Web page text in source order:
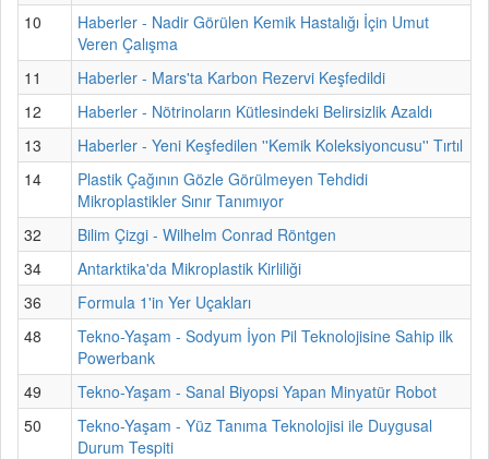
10
Haberler - Nadir Görülen Kemik Hastalığı İçin Umut
Veren Çalışma
11
Haberler - Mars'ta Karbon Rezervi Keşfedildi
12
Haberler - Nötrinoların Kütlesindeki Belirsizlik Azaldı
13
Haberler - Yeni Keşfedilen ''Kemik Koleksiyoncusu'' Tırtıl
14
Plastik Çağının Gözle Görülmeyen Tehdidi
Mikroplastikler Sınır Tanımıyor
32
Bilim Çizgi - Wilhelm Conrad Röntgen
34
Antarktika'da Mikroplastik Kirliliği
36
Formula 1'in Yer Uçakları
48
Tekno-Yaşam - Sodyum İyon Pil Teknolojisine Sahip ilk
Powerbank
49
Tekno-Yaşam - Sanal Biyopsi Yapan Minyatür Robot
50
Tekno-Yaşam - Yüz Tanıma Teknolojisi ile Duygusal
Durum Tespiti